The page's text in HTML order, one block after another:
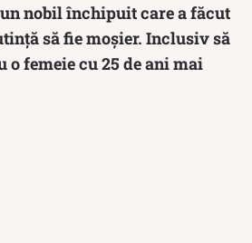
nobil închipuit care a făcut
să fie moșier. Inclusiv să
o femeie cu 25 de ani mai